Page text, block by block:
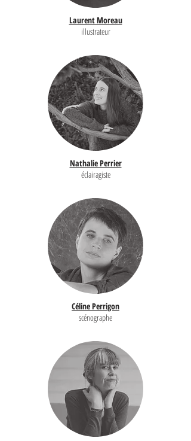
Laurent Moreau
illustrateur
Nathalie Perrier
éclairagiste
Céline Perrigon
scénographe